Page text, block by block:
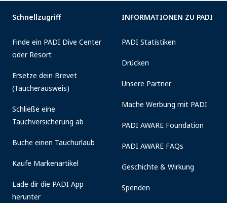
Schnellzugriff
Finde ein PADI Dive Center
oder Resort
Ersetze dein Brevet
(Taucherausweis)
Schließe eine
Tauchversicherung ab
Buche einen Tauchurlaub
Kaufe Markenartikel
Lade dir die PADI App
herunter
INFORMATIONEN ZU PADI
PADI Statistiken
Drücken
Unsere Partner
Mache Werbung mit PADI
PADI AWARE Foundation
PADI AWARE FAQs
Geschichte & Wirkung
Spenden